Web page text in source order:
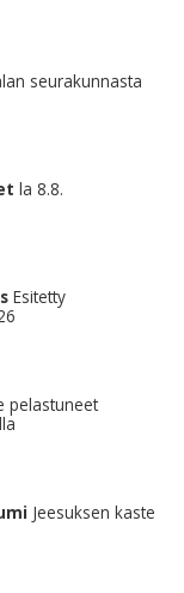
seurakunnasta
la 8.8.
Esitetty
pelastuneet
Jeesuksen kaste